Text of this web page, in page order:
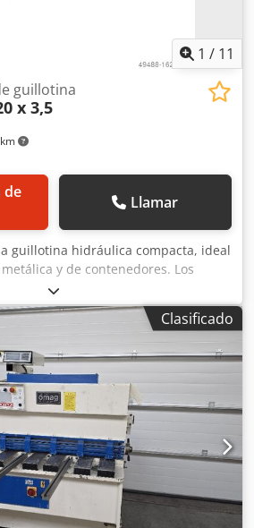
1 / 11
guillotina
x 3,5
Llamar
guillotina hidráulica compacta, ideal
y de contenedores. Los
soporte y la mesa con rodillos
la alineación y el procesamiento de
sean precisos y sencillos. El
un pedal, dejando las manos
de trabajo. Datos técnicos:
mm Grosor de la chapa: 3,5 mm
Número de soportes de chapa: 9
2,5 toneladas Brazos de apoyo
trasero: 600 mm Ángulo de
del motor: 5,5 kW Equipamiento: -
alta calidad y aleación con alto
Cuchilla superior con 2 filos de corte,
filos de corte - Ajuste hidráulico del
Clasificado